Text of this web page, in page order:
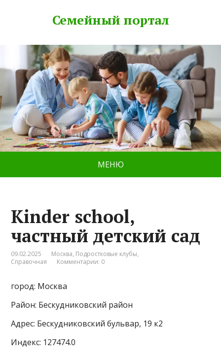
Семейный портал
МЕНЮ
Kinder school,
частный детский сад
09.02.2025 Москва, Подростковые клубы,
Справочная
Комментарии: 0
город: Москва
Район: Бескудниковский район
Адрес: Бескудниковский бульвар, 19 к2
Индекс: 127474.0